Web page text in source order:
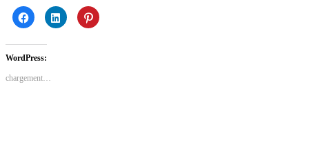
Cliquez
pour
partager
Facebook(ouvre
dans
une
fenêtre)
Cliquez
pour
partager
Cliquez
pour
WordPress:
chargement…